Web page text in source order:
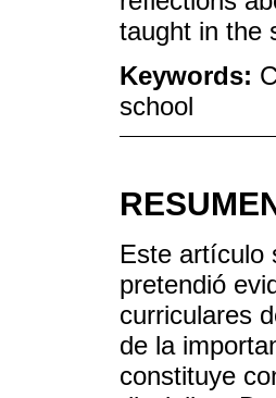
taught in the
Keywords:
school
Este artículo
pretendió
curriculares
de la
constituye